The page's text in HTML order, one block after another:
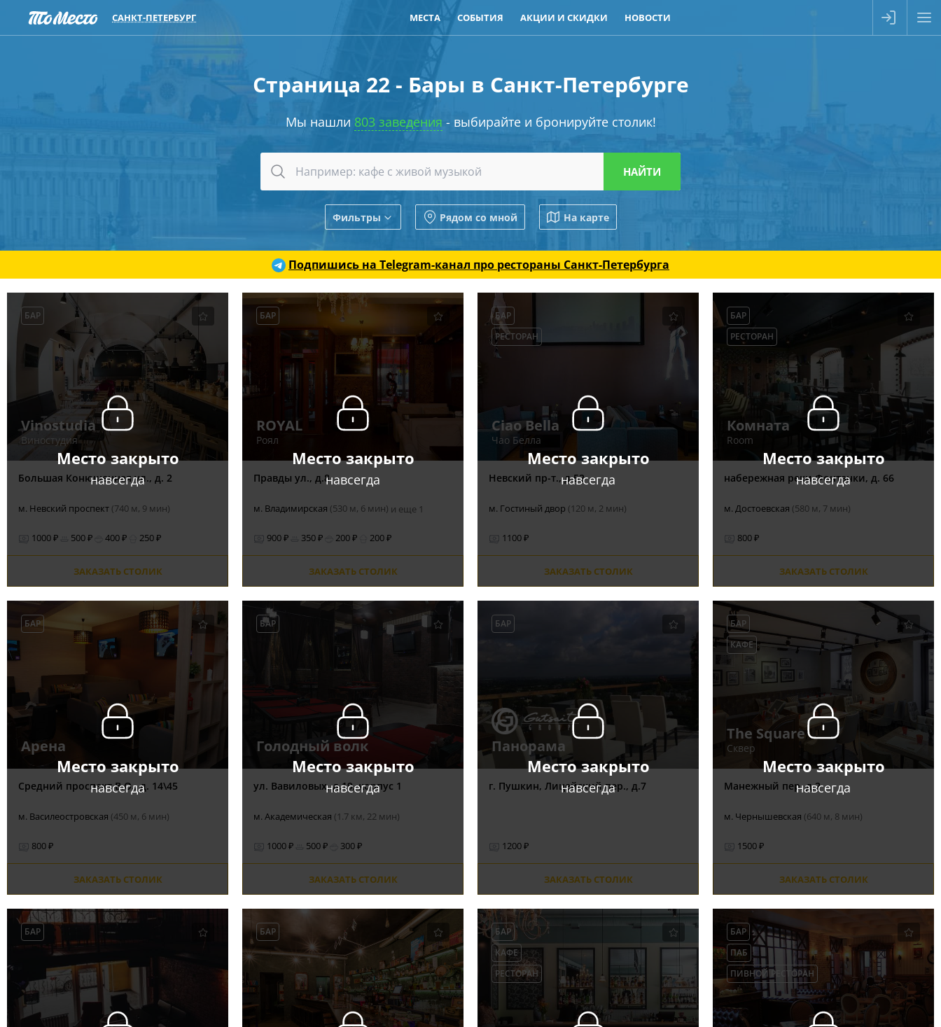
САНКТ-ПЕТЕРБУРГ МЕСТА СОБЫТИЯ АКЦИИ И СКИДКИ НОВОСТИ
Страница 22 - Бары в Санкт-Петербурге
Мы нашли 803 заведения - выбирайте и бронируйте столик!
Фильтры Рядом со мной На карте
Подпишись на Telegram-канал про рестораны Санкт-Петербурга
Место закрыто
навсегда
БАР
Vinostudia
Виностудия
Большая Конюшенная ул., д. 2
м. Невский проспект (740 м, 9 мин)
1000 ₽ 500 ₽ 400 ₽ 250 ₽
ЗАКАЗАТЬ СТОЛИК
Место закрыто
навсегда
БАР
ROYAL
Роял
Правды ул., д.8
м. Владимирская (530 м, 6 мин) и еще 1
900 ₽ 350 ₽ 200 ₽ 200 ₽
ЗАКАЗАТЬ СТОЛИК
Место закрыто
навсегда
БАР
РЕСТОРАН
Ciao Bella
Чао Белла
Невский пр-т., д.52
м. Гостиный двор (120 м, 2 мин)
1100 ₽
ЗАКАЗАТЬ СТОЛИК
Место закрыто
навсегда
БАР
РЕСТОРАН
Комната
Room
набережная реки Фонтанки, д. 66
м. Достоевская (580 м, 7 мин)
800 ₽
ЗАКАЗАТЬ СТОЛИК
Место закрыто
навсегда
БАР
Арена
Cредний проспект В.О., д. 14\45
м. Василеостровская (450 м, 6 мин)
800 ₽
ЗАКАЗАТЬ СТОЛИК
Место закрыто
навсегда
БАР
Голодный волк
ул. Вавиловых, д.19, корпус 1
м. Академическая (1.7 км, 22 мин)
1000 ₽ 500 ₽ 300 ₽
ЗАКАЗАТЬ СТОЛИК
Место закрыто
навсегда
БАР
Панорама
г. Пушкин, Лицейский пер., д.7
1200 ₽
ЗАКАЗАТЬ СТОЛИК
Место закрыто
навсегда
БАР
КАФЕ
The Square
Сквер
Манежный пер. д.2
м. Чернышевская (640 м, 8 мин)
1500 ₽
ЗАКАЗАТЬ СТОЛИК
БАР БАР
БАР
КАФЕ
РЕСТОРАН
БАР
ПАБ
ПИВНОЙ РЕСТОРАН